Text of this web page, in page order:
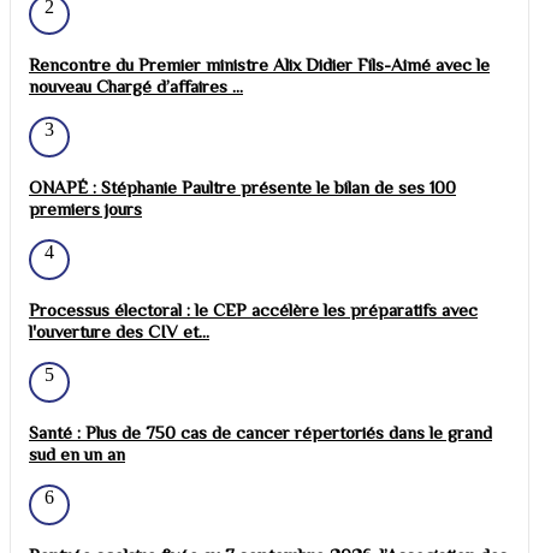
2
Rencontre du Premier ministre Alix Didier Fils-Aimé avec le
nouveau Chargé d’affaires ...
3
ONAPÉ : Stéphanie Paultre présente le bilan de ses 100
premiers jours
4
Processus électoral : le CEP accélère les préparatifs avec
l'ouverture des CIV et...
5
Santé : Plus de 750 cas de cancer répertoriés dans le grand
sud en un an
6